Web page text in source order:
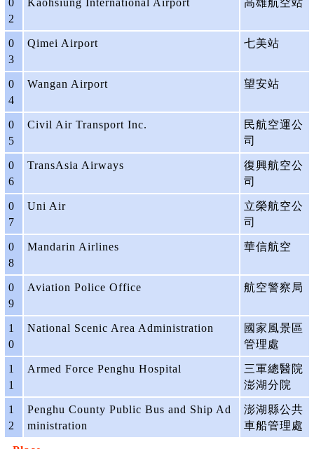
0
2
Kaohsiung International Airport 高雄航空站
0
3
Qimei Airport 七美站
0
4
Wangan Airport 望安站
0
5
Civil Air Transport Inc.
民航空運公
司
0
6
TransAsia Airways
復興航空公
司
0
7
Uni Air
立榮航空公
司
0
8
Mandarin Airlines 華信航空
0
9
Aviation Police Office 航空警察局
1
0
National Scenic Area Administration
國家風景區
管理處
1
1
Armed Force Penghu Hospital
三軍總醫院
澎湖分院
1
2
Penghu County Public Bus and Ship Ad
ministration
澎湖縣公共
車船管理處